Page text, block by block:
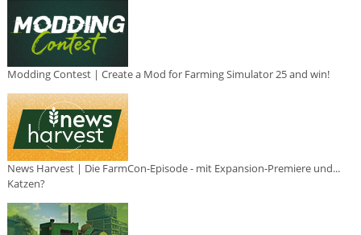
Modding Contest | Create a Mod for Farming Simulator 25 and win!
News Harvest | Die FarmCon-Episode - mit Expansion-Premiere und...
Katzen?